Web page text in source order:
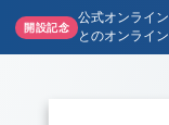
開設記念
公式オンライ
とのオンライ